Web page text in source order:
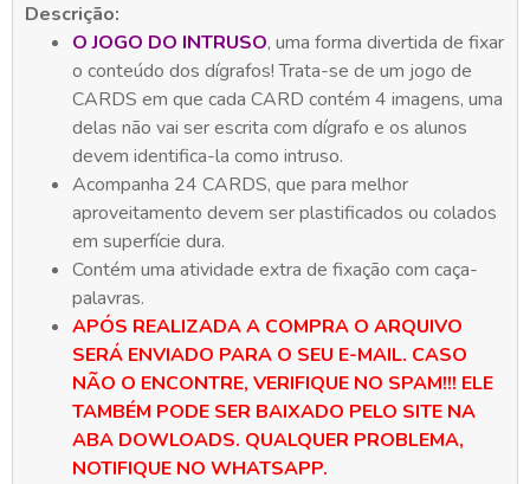
Descrição:
O JOGO DO INTRUSO, uma forma divertida de fixar
o conteúdo dos dígrafos! Trata-se de um jogo de
CARDS em que cada CARD contém 4 imagens, uma
delas não vai ser escrita com dígrafo e os alunos
devem identifica-la como intruso.
Acompanha 24 CARDS, que para melhor
aproveitamento devem ser plastificados ou colados
em superfície dura.
Contém uma atividade extra de fixação com caça-
palavras.
APÓS REALIZADA A COMPRA O ARQUIVO
SERÁ ENVIADO PARA O SEU E-MAIL. CASO
NÃO O ENCONTRE, VERIFIQUE NO SPAM!!! ELE
TAMBÉM PODE SER BAIXADO PELO SITE NA
ABA DOWLOADS. QUALQUER PROBLEMA,
NOTIFIQUE NO WHATSAPP.